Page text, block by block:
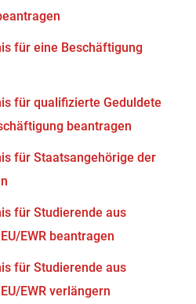
für eine Beschäftigung
für qualifizierte Geduldete
beantragen
für Staatsangehörige der
für Studierende aus
EWR beantragen
für Studierende aus
EWR verlängern